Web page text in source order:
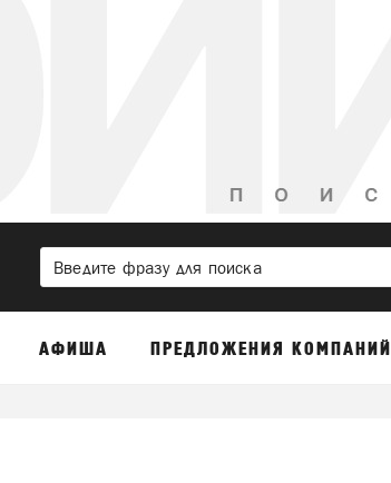
АФИША ПРЕДЛОЖЕНИЯ КОМПАНИЙ